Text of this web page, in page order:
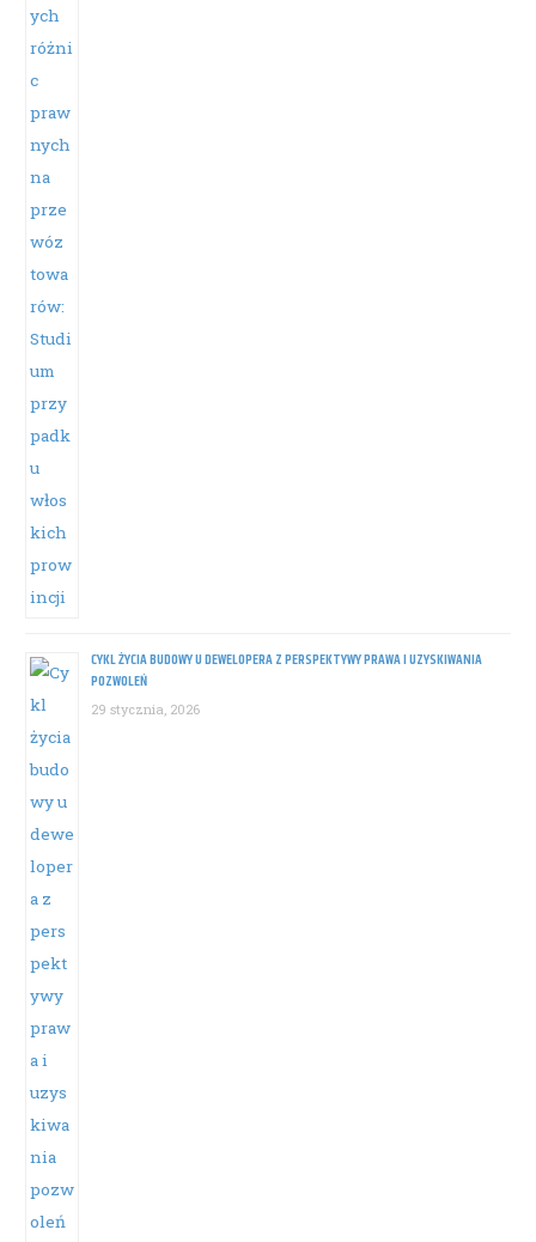
CYKL ŻYCIA BUDOWY U DEWELOPERA Z PERSPEKTYWY PRAWA I UZYSKIWANIA
POZWOLEŃ
29 stycznia, 2026